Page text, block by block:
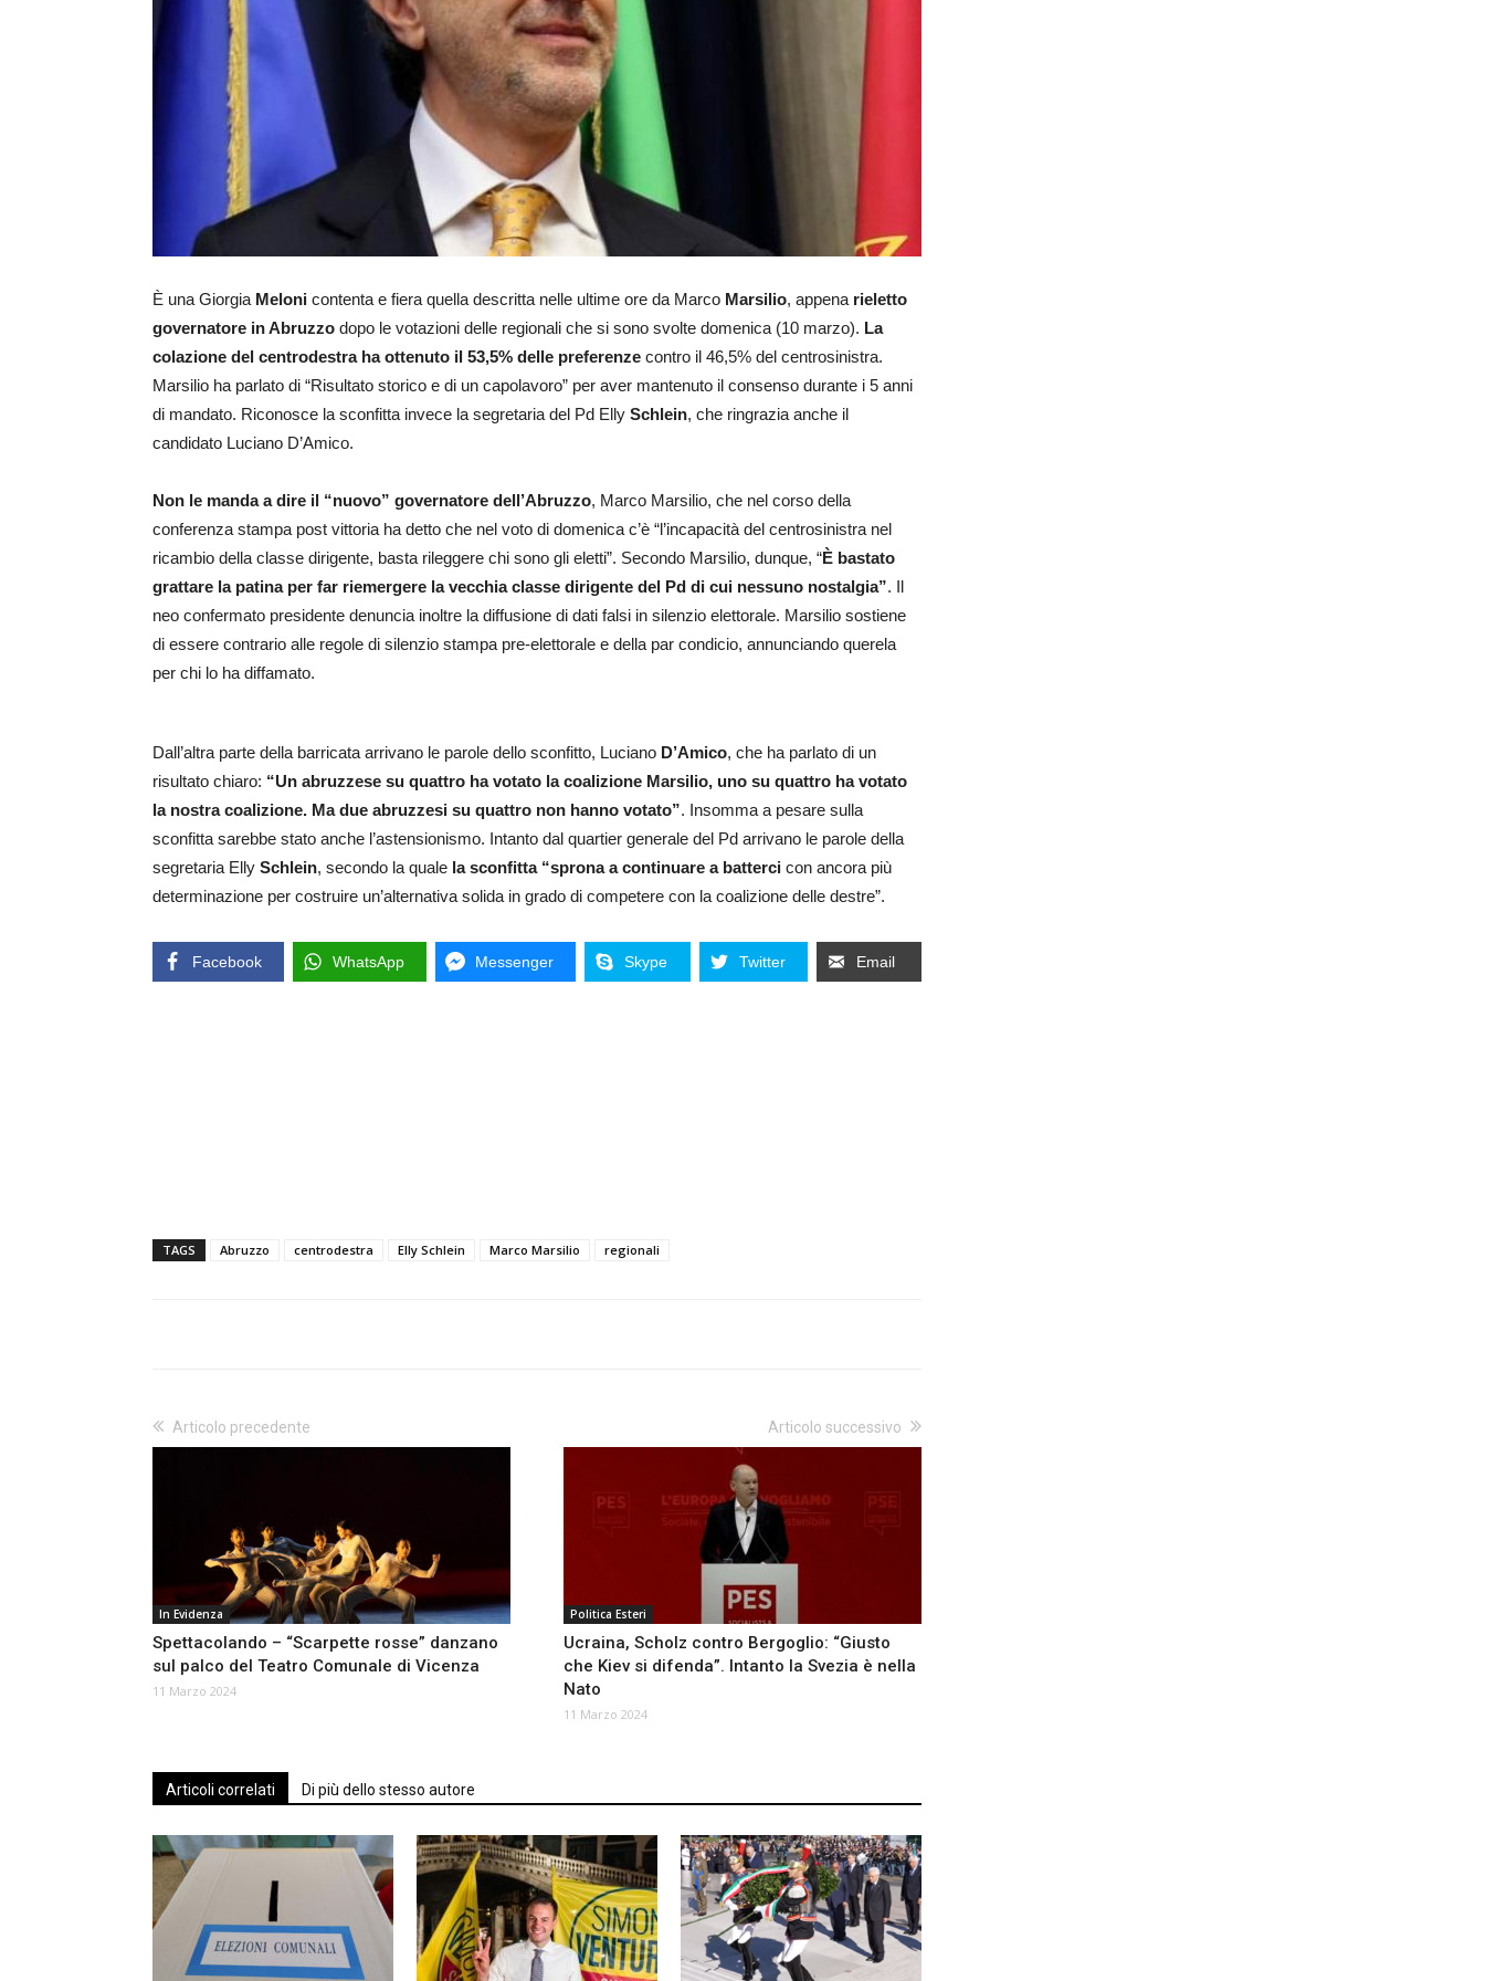
È una Giorgia Meloni contenta e fiera quella descritta nelle ultime ore da Marco Marsilio, appena rieletto
governatore in Abruzzo dopo le votazioni delle regionali che si sono svolte domenica (10 marzo). La
colazione del centrodestra ha ottenuto il 53,5% delle preferenze contro il 46,5% del centrosinistra.
Marsilio ha parlato di “Risultato storico e di un capolavoro” per aver mantenuto il consenso durante i 5 anni
di mandato. Riconosce la sconfitta invece la segretaria del Pd Elly Schlein, che ringrazia anche il
candidato Luciano D’Amico.
Non le manda a dire il “nuovo” governatore dell’Abruzzo, Marco Marsilio, che nel corso della
conferenza stampa post vittoria ha detto che nel voto di domenica c’è “l’incapacità del centrosinistra nel
ricambio della classe dirigente, basta rileggere chi sono gli eletti”. Secondo Marsilio, dunque, “È bastato
grattare la patina per far riemergere la vecchia classe dirigente del Pd di cui nessuno nostalgia”. Il
neo confermato presidente denuncia inoltre la diffusione di dati falsi in silenzio elettorale. Marsilio sostiene
di essere contrario alle regole di silenzio stampa pre-elettorale e della par condicio, annunciando querela
per chi lo ha diffamato.
Dall’altra parte della barricata arrivano le parole dello sconfitto, Luciano D’Amico, che ha parlato di un
risultato chiaro: “Un abruzzese su quattro ha votato la coalizione Marsilio, uno su quattro ha votato
la nostra coalizione. Ma due abruzzesi su quattro non hanno votato”. Insomma a pesare sulla
sconfitta sarebbe stato anche l’astensionismo. Intanto dal quartier generale del Pd arrivano le parole della
segretaria Elly Schlein, secondo la quale la sconfitta “sprona a continuare a batterci con ancora più
determinazione per costruire un’alternativa solida in grado di competere con la coalizione delle destre”.
Facebook WhatsApp Messenger Skype Twitter Email
TAGS Abruzzo centrodestra Elly Schlein Marco Marsilio regionali
Articolo precedente
In Evidenza
Spettacolando – “Scarpette rosse” danzano
sul palco del Teatro Comunale di Vicenza
11 Marzo 2024
Articolo successivo
Politica Esteri
Ucraina, Scholz contro Bergoglio: “Giusto
che Kiev si difenda”. Intanto la Svezia è nella
Nato
11 Marzo 2024
Articoli correlati Di più dello stesso autore